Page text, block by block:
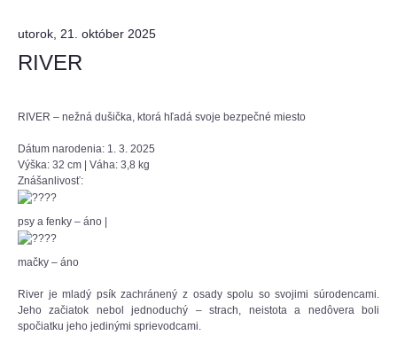
utorok, 21. október 2025
RIVER
RIVER – nežná dušička, ktorá hľadá svoje bezpečné miesto
Dátum narodenia: 1. 3. 2025
Výška: 32 cm | Váha: 3,8 kg
Znášanlivosť:
psy a fenky – áno |
mačky – áno
River je mladý psík zachránený z osady spolu so svojimi súrodencami.
Jeho začiatok nebol jednoduchý – strach, neistota a nedôvera boli
spočiatku jeho jedinými sprievodcami.